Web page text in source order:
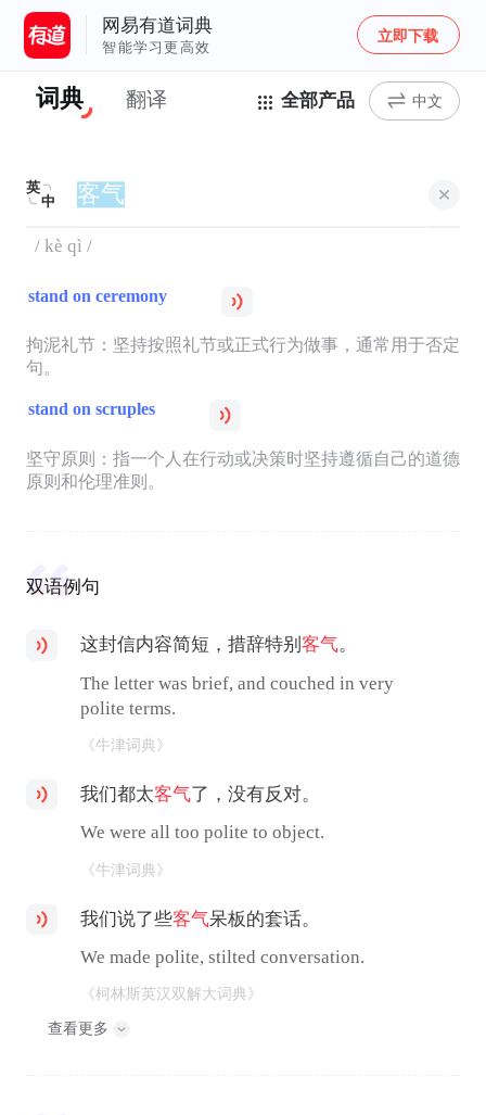
网易有道词典
智能学习更高效
立即下载
词典 翻译 全部产品 中文
英
中
/ kè qì /
stand on ceremony
拘泥礼节：坚持按照礼节或正式行为做事，通常用于否定
句。
stand on scruples
坚守原则：指一个人在行动或决策时坚持遵循自己的道德
原则和伦理准则。
双语例句
这封信内容简短，措辞特别客气。
The letter was brief, and couched in very
polite terms.
《牛津词典》
我们都太客气了，没有反对。
We were all too polite to object.
《牛津词典》
我们说了些客气呆板的套话。
We made polite, stilted conversation.
《柯林斯英汉双解大词典》
查看更多